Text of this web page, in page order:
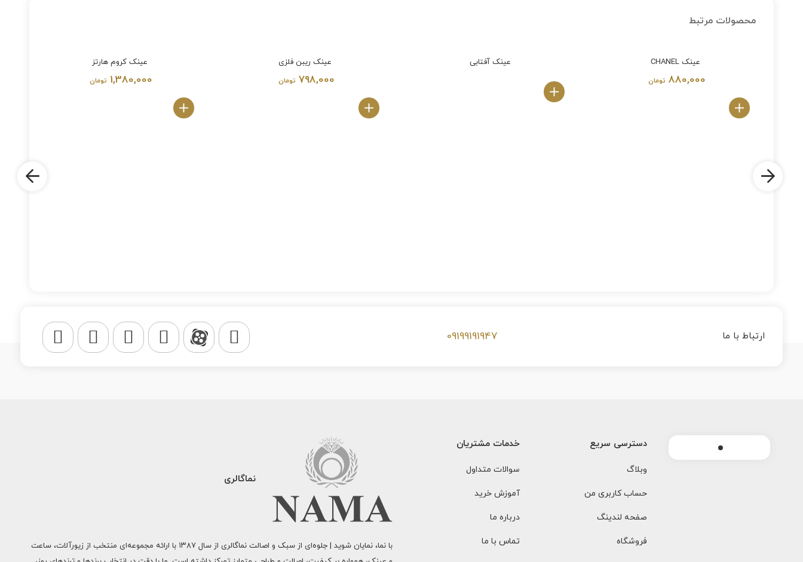
محصولات مرتبط
عینک CHANEL
880,000 تومان
عینک آفتابی عینک ریبن فلزی
798,000 تومان
عینک کروم هارتز
1,380,000 تومان
ارتباط با ما 09199191947
دسترسی سریع
وبلاگ
حساب کاربری من
صفحه لندینگ
فروشگاه
خدمات مشتریان
سوالات متداول
آموزش خرید
درباره ما
تماس با ما
نماگالری
با نما، نمایان شوید | جلوه‌ای از سبک و اصالت نماگالری از سال ۱۳۸۷ با ارائه مجموعه‌ای منتخب از زیورآلات، ساعت